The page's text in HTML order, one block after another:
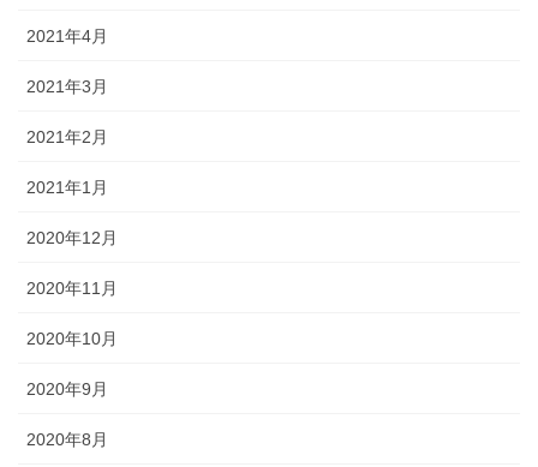
2021年4月
2021年3月
2021年2月
2021年1月
2020年12月
2020年11月
2020年10月
2020年9月
2020年8月